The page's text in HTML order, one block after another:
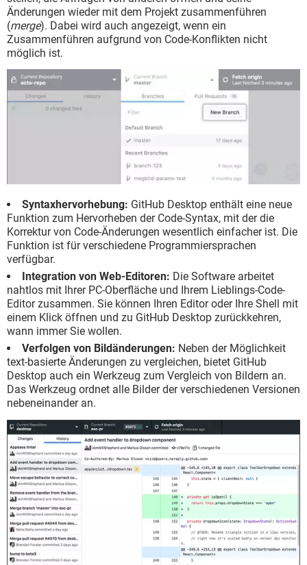
Änderungen wieder mit dem Projekt zusammenführen
(merge). Dabei wird auch angezeigt, wenn ein
Zusammenführen aufgrund von Code-Konflikten nicht
möglich ist.
Syntaxhervorhebung: GitHub Desktop enthält eine neue
Funktion zum Hervorheben der Code-Syntax, mit der die
Korrektur von Code-Änderungen wesentlich einfacher ist. Die
Funktion ist für verschiedene Programmiersprachen
verfügbar.
Integration von Web-Editoren: Die Software arbeitet
nahtlos mit Ihrer PC-Oberfläche und Ihrem Lieblings-Code-
Editor zusammen. Sie können Ihren Editor oder Ihre Shell mit
einem Klick öffnen und zu GitHub Desktop zurückkehren,
wann immer Sie wollen.
Verfolgen von Bildänderungen: Neben der Möglichkeit
text-basierte Änderungen zu vergleichen, bietet GitHub
Desktop auch ein Werkzeug zum Vergleich von Bildern an.
Das Werkzeug ordnet alle Bilder der verschiedenen Versionen
nebeneinander an.